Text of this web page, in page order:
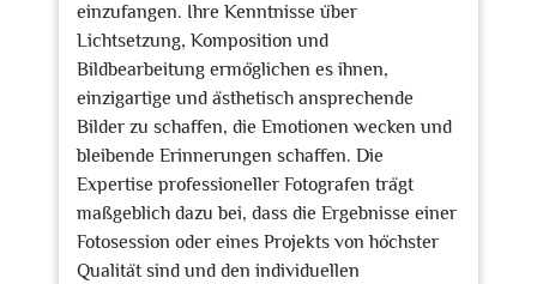
einzufangen. Ihre Kenntnisse über
Lichtsetzung, Komposition und
Bildbearbeitung ermöglichen es ihnen,
einzigartige und ästhetisch ansprechende
Bilder zu schaffen, die Emotionen wecken und
bleibende Erinnerungen schaffen. Die
Expertise professioneller Fotografen trägt
maßgeblich dazu bei, dass die Ergebnisse einer
Fotosession oder eines Projekts von höchster
Qualität sind und den individuellen